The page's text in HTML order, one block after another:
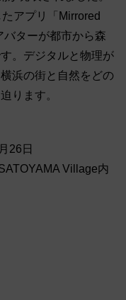
アプリ「Mirrored
バターが都市から森
。デジタルと物理が
浜の街と自然をどの
ります。
26日
Village内